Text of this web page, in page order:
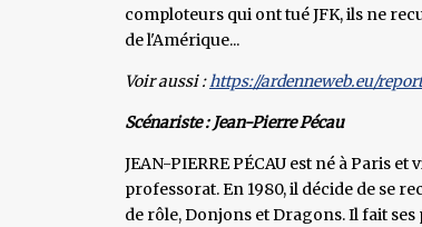
comploteurs qui ont tué JFK, ils ne
de l'Amérique...
Voir aussi :https://ardenneweb.eu/
Scénariste : Jean-Pierre Pécau
JEAN-PIERRE PÉCAU est né à Paris
professorat. En 1980, il décide de se
de rôle, Donjons et Dragons. Il fait